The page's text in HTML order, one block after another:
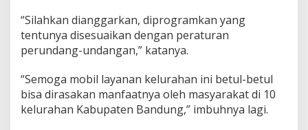
“Silahkan dianggarkan, diprogramkan yang
tentunya disesuaikan dengan peraturan
perundang-undangan,” katanya.
“Semoga mobil layanan kelurahan ini betul-betul
bisa dirasakan manfaatnya oleh masyarakat di 10
kelurahan Kabupaten Bandung,” imbuhnya lagi.